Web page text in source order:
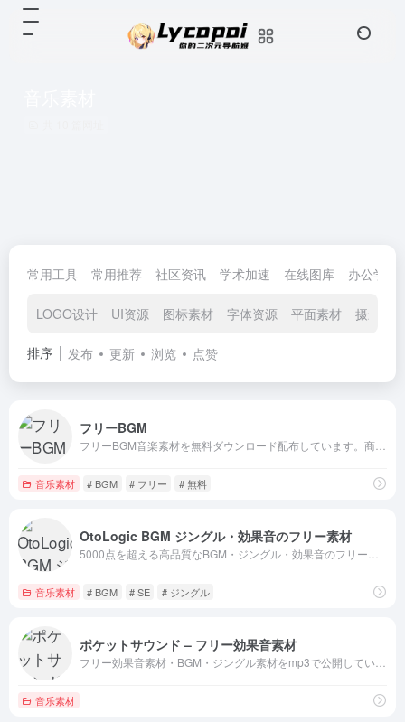
常用工具 常用推荐 社区资讯 学术加速 在线图库 办公学习
LOGO设计 UI资源 图标素材 字体资源 平面素材 摄影图库
排序 发布 更新 浏览 点赞
フリーBGM
音乐素材 # BGM # フリー # 無料
OtoLogic BGM ジングル・効果音のフリー素材
音乐素材 # BGM # SE # ジングル
ポケットサウンド – フリー効果音素材
音乐素材